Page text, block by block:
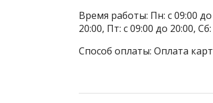
Время работы: Пн: с 09:00 до
20:00, Пт: с 09:00 до 20:00,
Способ оплаты: Оплата